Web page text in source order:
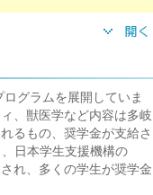
グラムを展開していま
、獣医学など内容は多岐
るもの、奨学金が支給さ
日本学生支援機構の
れ、多くの学生が奨学金